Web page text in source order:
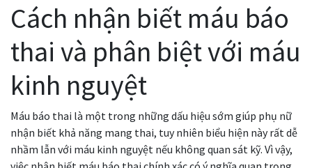
Cách nhận biết máu báo
thai và phân biệt với máu
kinh nguyệt
Máu báo thai là một trong những dấu hiệu sớm giúp phụ nữ
nhận biết khả năng mang thai, tuy nhiên biểu hiện này rất dễ
nhầm lẫn với máu kinh nguyệt nếu không quan sát kỹ. Vì vậy,